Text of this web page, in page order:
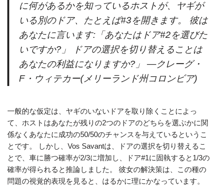
に何があるかを知っているホストが、ヤギが
いる別のドア、たとえば#3を開きます。 彼は
あなたに言います:「あなたはドア#2を選びた
いですか?」 ドアの選択を切り替えることは
あなたの利益になりますか?」 —クレーグ・
F・ウィテカー(メリーランド州コロンビア)
一般的な仮定は、ヤギのいないドアを取り除くことによっ
て、ホストはあなたが残りの2つのドアのどちらを選ぶかに関
係なくあなたに成功の50/50のチャンスを与えているというこ
とです。 しかし、Vos Savantは、ドアの選択を切り替えるこ
とで、車に勝つ確率が2/3に増加し、ドア#1に固執すると1/3の
確率が得られると推論しました。 彼女の解決策は、この種の
問題の視覚的表現を見ると、はるかに理にかなっています。